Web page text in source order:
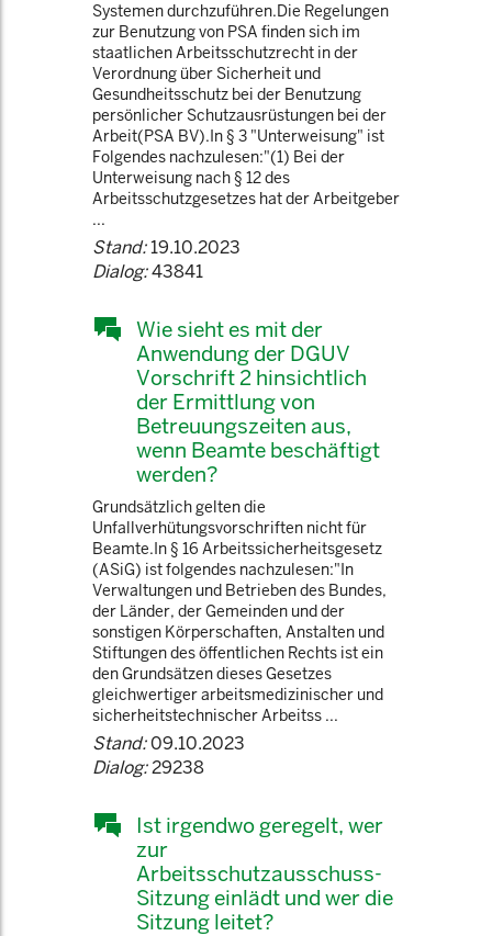
Systemen durchzuführen.Die Regelungen
zur Benutzung von PSA finden sich im
staatlichen Arbeitsschutzrecht in der
Verordnung über Sicherheit und
Gesundheitsschutz bei der Benutzung
persönlicher Schutzausrüstungen bei der
Arbeit(PSA BV).In § 3 "Unterweisung" ist
Folgendes nachzulesen:"(1) Bei der
Unterweisung nach § 12 des
Arbeitsschutzgesetzes hat der Arbeitgeber
...
Stand:19.10.2023
Dialog:43841
Wie sieht es mit der
Anwendung der DGUV
Vorschrift 2 hinsichtlich
der Ermittlung von
Betreuungszeiten aus,
wenn Beamte beschäftigt
werden?
Grundsätzlich gelten die
Unfallverhütungsvorschriften nicht für
Beamte.In § 16 Arbeitssicherheitsgesetz
(ASiG) ist folgendes nachzulesen:"In
Verwaltungen und Betrieben des Bundes,
der Länder, der Gemeinden und der
sonstigen Körperschaften, Anstalten und
Stiftungen des öffentlichen Rechts ist ein
den Grundsätzen dieses Gesetzes
gleichwertiger arbeitsmedizinischer und
sicherheitstechnischer Arbeitss ...
Stand:09.10.2023
Dialog:29238
Ist irgendwo geregelt, wer
zur
Arbeitsschutzausschuss-
Sitzung einlädt und wer die
Sitzung leitet?